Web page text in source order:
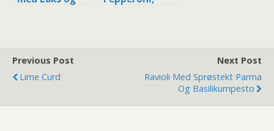
Previous Post
Lime Curd
Next Post
Ravioli Med Sprøstekt Parma
Og Basilikumpesto